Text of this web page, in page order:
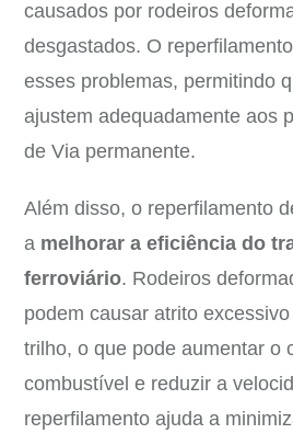
causados ​​por rodeiros
desgastados. O
esses problemas, permitindo
ajustem adequadamente aos
de Via permanente.
Além disso, o reperfilamento
a melhorar a eficiência do
ferroviário. Rodeiros
podem causar atrito
trilho, o que pode aumentar o
combustível e reduzir a
reperfilamento ajuda a